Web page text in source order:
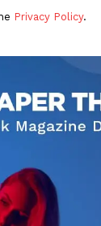
Privacy Policy.